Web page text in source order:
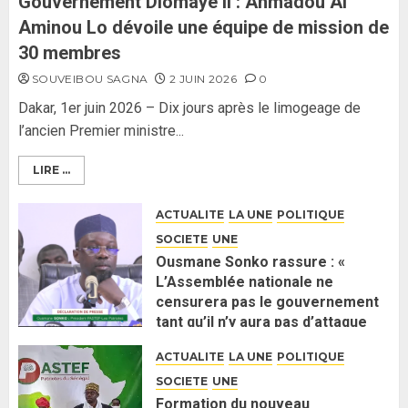
Aminou Lo dévoile une équipe de mission de
30 membres
SOUVEIBOU SAGNA 2 JUIN 2026 0
Dakar, 1er juin 2026 – Dix jours après le limogeage de
l’ancien Premier ministre...
LIRE ...
ACTUALITE LA UNE POLITIQUE
SOCIETE UNE
Ousmane Sonko rassure : «
L’Assemblée nationale ne
censurera pas le gouvernement
tant qu’il n’y aura pas d’attaque
2 JUIN 2026 0
ACTUALITE LA UNE POLITIQUE
SOCIETE UNE
Formation du nouveau